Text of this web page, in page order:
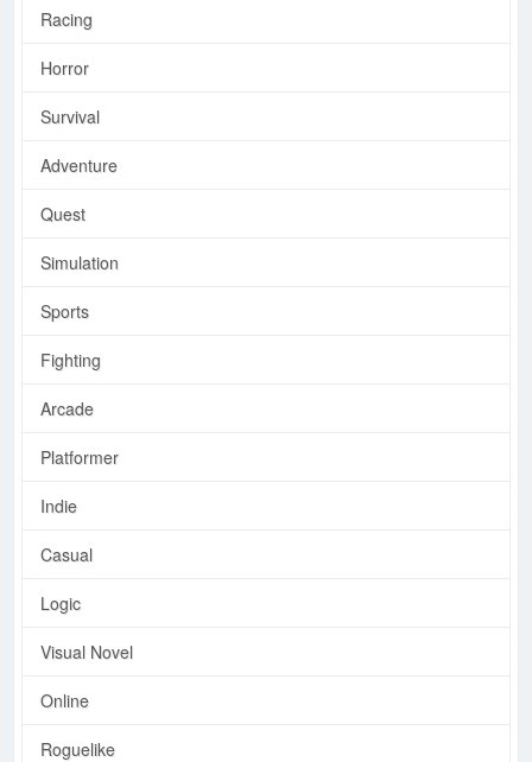
Racing
Horror
Survival
Adventure
Quest
Simulation
Sports
Fighting
Arcade
Platformer
Indie
Casual
Logic
Visual Novel
Online
Roguelike